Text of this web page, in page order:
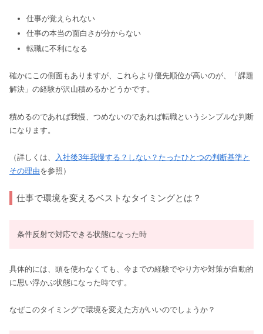
仕事が覚えられない
仕事の本当の面白さが分からない
転職に不利になる
確かにこの側面もありますが、これらより優先順位が高いのが、「課題
解決」の経験が沢山積めるかどうかです。
積めるのであれば我慢、つめないのであれば転職というシンプルな判断
になります。
（詳しくは、
入社後3年我慢する？しない？たったひとつの判断基準と
その理由を参照）
仕事で環境を変えるベストなタイミングとは？
条件反射で対応できる状態になった時
具体的には、頭を使わなくても、今までの経験でやり方や対策が自動的
に思い浮かぶ状態になった時です。
なぜこのタイミングで環境を変えた方がいいのでしょうか？